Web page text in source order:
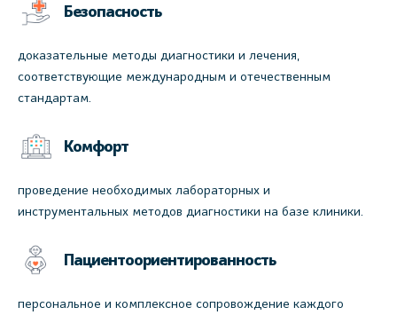
Безопасность
доказательные методы диагностики и лечения,
соответствующие международным и отечественным
стандартам.
Комфорт
проведение необходимых лабораторных и
инструментальных методов диагностики на базе клиники.
Пациентоориентированность
персональное и комплексное сопровождение каждого